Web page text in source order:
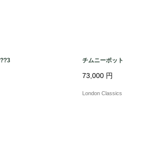
チムニーポット
73,000 円
London Classics